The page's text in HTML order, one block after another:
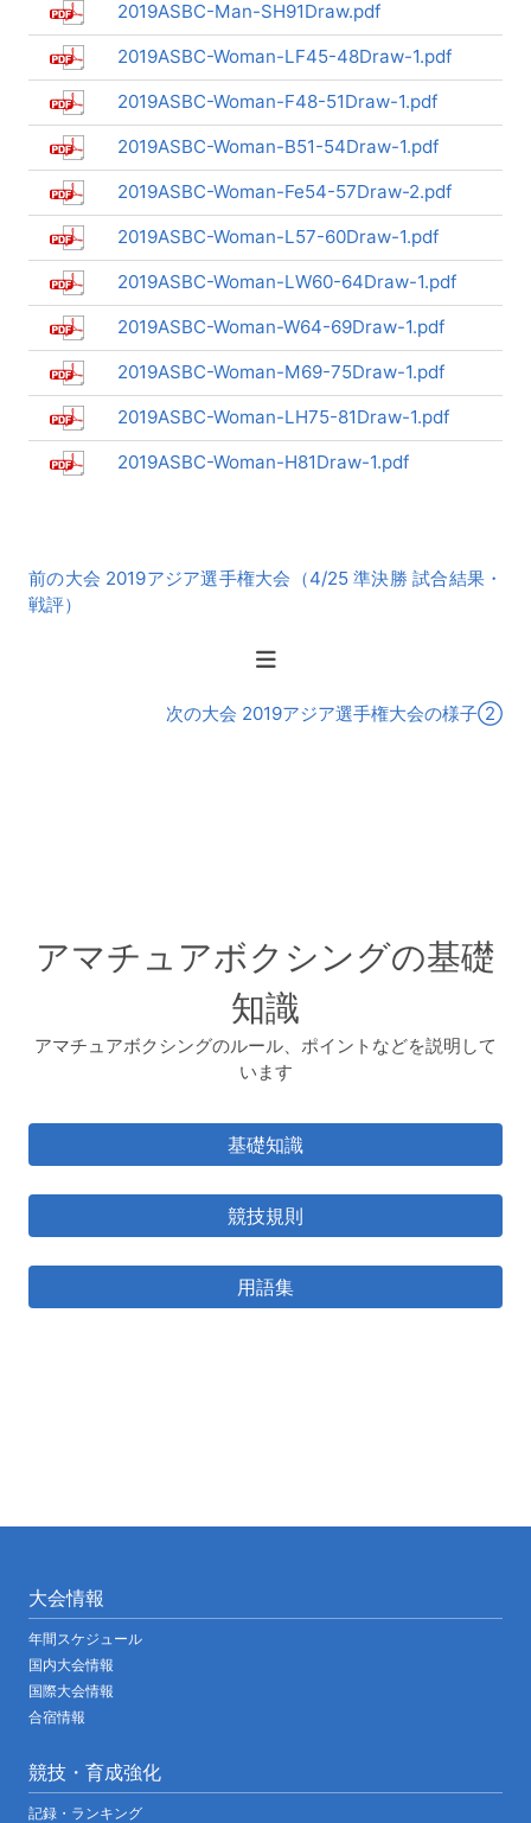
2019ASBC-Man-SH91Draw.pdf
2019ASBC-Woman-LF45-48Draw-1.pdf
2019ASBC-Woman-F48-51Draw-1.pdf
2019ASBC-Woman-B51-54Draw-1.pdf
2019ASBC-Woman-Fe54-57Draw-2.pdf
2019ASBC-Woman-L57-60Draw-1.pdf
2019ASBC-Woman-LW60-64Draw-1.pdf
2019ASBC-Woman-W64-69Draw-1.pdf
2019ASBC-Woman-M69-75Draw-1.pdf
2019ASBC-Woman-LH75-81Draw-1.pdf
2019ASBC-Woman-H81Draw-1.pdf
後
の
前の大会 2019アジア選手権大会（4/25 準決勝 試合結果・
戦評）
次の大会 2019アジア選手権大会の様子②
アマチュアボクシングの基礎
知識
アマチュアボクシングのルール、ポイントなどを説明して
います
基礎知識
競技規則
用語集
大会情報
年間スケジュール
国内大会情報
国際大会情報
合宿情報
競技・育成強化
記録・ランキング